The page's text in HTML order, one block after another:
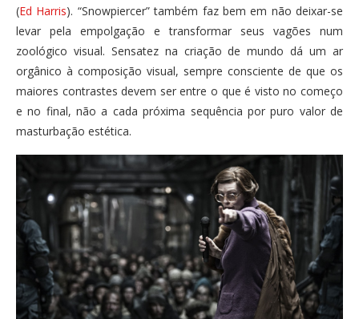
(Ed Harris). “Snowpiercer” também faz bem em não deixar-se
levar pela empolgação e transformar seus vagões num
zoológico visual. Sensatez na criação de mundo dá um ar
orgânico à composição visual, sempre consciente de que os
maiores contrastes devem ser entre o que é visto no começo
e no final, não a cada próxima sequência por puro valor de
masturbação estética.